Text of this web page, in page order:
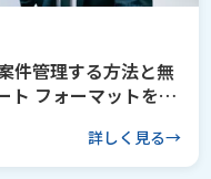
件管理する方法と無
ト フォーマットを作
詳しく見る